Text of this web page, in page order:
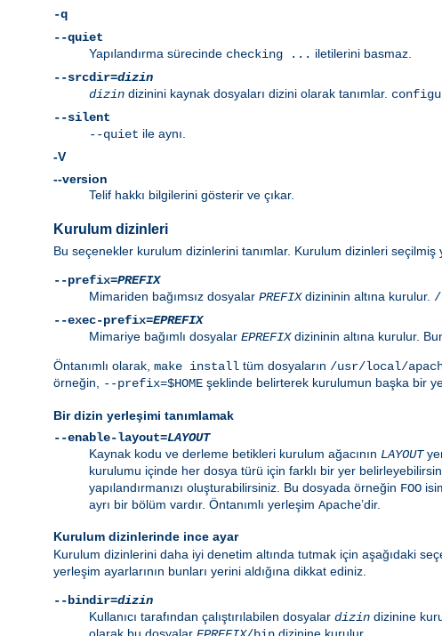
-q
--quiet
Yapılandırma sürecinde checking ... iletilerini basmaz.
--srcdir=dizin
dizin dizinini kaynak dosyaları dizini olarak tanımlar.
--silent
--quiet ile aynı.
-V
--version
Telif hakkı bilgilerini gösterir ve çıkar.
Kurulum dizinleri
Bu seçenekler kurulum dizinlerini tanımlar. Kurulum dizinleri seçilmiş
--prefix=PREFIX
Mimariden bağımsız dosyalar PREFIXdizininin altına kurulur. /
--exec-prefix=EPREFIX
Mimariye bağımlı dosyalar EPREFIXdizininin altına kurulur.
Öntanımlı olarak, make install tüm dosyaların /usr/local/
örneğin, --prefix=$HOME şeklinde belirterek kurulumun başka bir
Bir dizin yerleşimi tanımlamak
--enable-layout=LAYOUT
Kaynak kodu ve derleme betikleri kurulum ağacının LAYOUT
kurulumu içinde her dosya türü için farklı bir yer
yapılandırmanızı oluşturabilirsiniz. Bu dosyada örneğin FOO
ayrı bir bölüm vardır. Öntanımlı yerleşim Apache’dir.
Kurulum dizinlerinde ince ayar
Kurulum dizinlerini daha iyi denetim altında tutmak için aşağıdaki
yerleşim ayarlarının bunları yerini aldığına dikkat ediniz.
--bindir=dizin
Kullanıcı tarafından çalıştırılabilen dosyalar dizin dizinine
olarak bu dosyalar
dizinine kurulur.